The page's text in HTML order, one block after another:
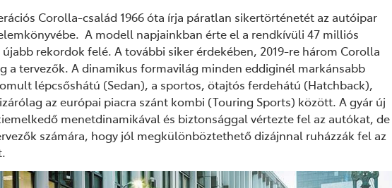
Corolla-család 1966 óta írja páratlan sikertörténetét az autóipar
A modell napjainkban érte el a rendkívüli 47 milliós
rekordok felé. A további siker érdekében, 2019-re három Corolla
a tervezők. A dinamikus formavilág minden eddiginél markánsabb
lépcsőshátú (Sedan), a sportos, ötajtós ferdehátú (Hatchback),
az európai piacra szánt kombi (Touring Sports) között. A gyár új
menetdinamikával és biztonsággal vértezte fel az autókat, de
számára, hogy jól megkülönböztethető dizájnnal ruházzák fel az